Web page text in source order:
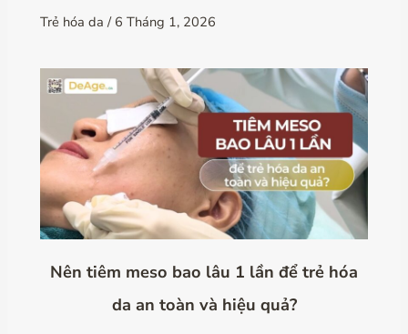
Trẻ hóa da / 6 Tháng 1, 2026
Nên tiêm meso bao lâu 1 lần để trẻ hóa
da an toàn và hiệu quả?